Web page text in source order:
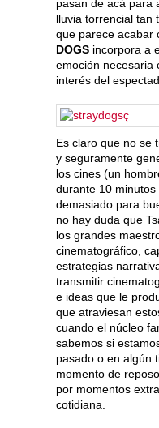
pasan de acá para
lluvia torrencial tan
que parece acabar
DOGS incorpora a
emoción necesaria
interés del
Es claro que no se
y seguramente
los cines (un
durante 10
demasiado para
no hay duda que
los grandes
cinematográfico,
estrategias
transmitir
e ideas que le
que atraviesan
cuando el núcleo
sabemos si
pasado o en algún
momento de
por momentos
cotidiana.